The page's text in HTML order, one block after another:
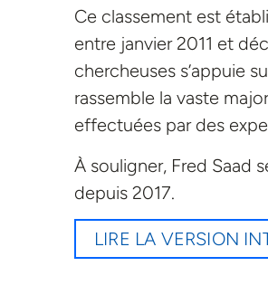
Ce classement est
entre janvier 2011 et
chercheuses s’appuie
rassemble la vaste
effectuées par des
À souligner, Fred Saad
depuis 2017.
LIRE LA VERSION